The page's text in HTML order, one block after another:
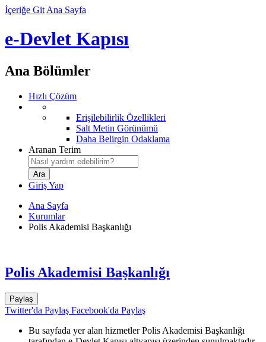
İçeriğe Git Ana Sayfa
e-Devlet Kapısı
Ana Bölümler
Hızlı Çözüm
Erişilebilirlik Özellikleri
Salt Metin Görünümü
Daha Belirgin Odaklama
Aranan Terim
Giriş Yap
Ana Sayfa
Kurumlar
Polis Akademisi Başkanlığı
Polis Akademisi Başkanlığı
Paylaş
Twitter'da Paylaş Facebook'da Paylaş
Bu sayfada yer alan hizmetler Polis Akademisi Başkanlığı